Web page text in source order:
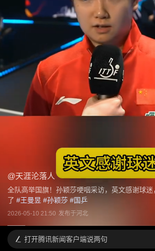
@天涯沦落人
全队高举国旗！孙颖莎哽咽采访，英文感谢球迷
了 #王曼昱 #孙颖莎 #国乒
2026-05-10 21:50 发布于河北
打开腾讯新闻客户端说两句